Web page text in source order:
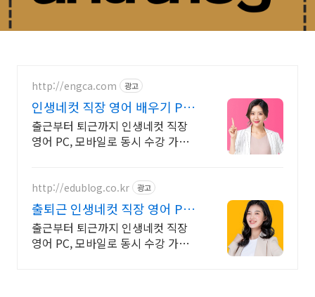
http://engca.com 광고
인생네컷 직장 영어 배우기 PC/
스마트폰 동영상강의
출근부터 퇴근까지 인생네컷 직장
영어 PC, 모바일로 동시 수강 가능
http://edublog.co.kr 광고
출퇴근 인생네컷 직장 영어 PC/
스마트폰 동영상강의
출근부터 퇴근까지 인생네컷 직장
영어 PC, 모바일로 동시 수강 가능